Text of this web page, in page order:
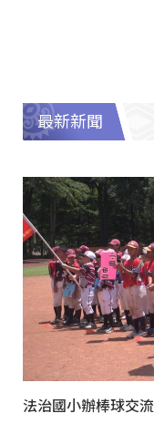
最新新聞
法治國小辦棒球交